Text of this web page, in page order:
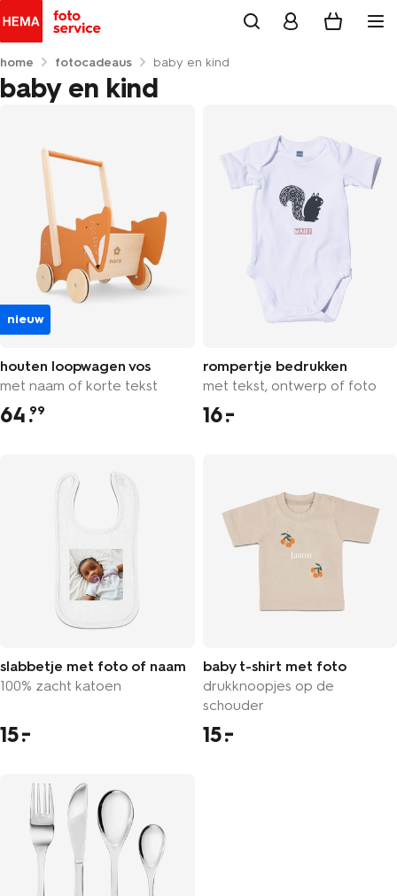
home fotocadeaus baby en kind
baby en kind
nieuw
houten loopwagen vos
met naam of korte tekst
64.99
rompertje bedrukken
met tekst, ontwerp of foto
16
slabbetje met foto of naam
100% zacht katoen
15
baby t-shirt met foto
drukknoopjes op de
schouder
15